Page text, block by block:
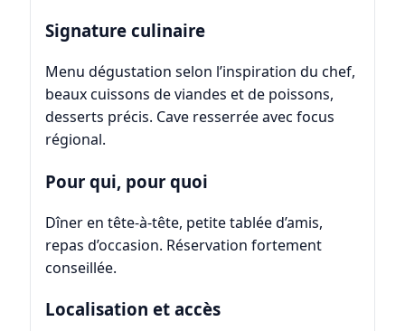
Signature culinaire
Menu dégustation selon l’inspiration du chef,
beaux cuissons de viandes et de poissons,
desserts précis. Cave resserrée avec focus
régional.
Pour qui, pour quoi
Dîner en tête‑à‑tête, petite tablée d’amis,
repas d’occasion. Réservation fortement
conseillée.
Localisation et accès